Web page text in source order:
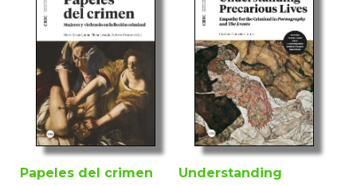
Papeles del crimen
Understanding